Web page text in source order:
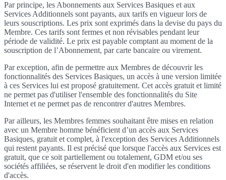
Par principe, les Abonnements aux Services Basiques et aux
Services Additionnels sont payants, aux tarifs en vigueur lors de
leurs souscriptions. Les prix sont exprimés dans la devise du pays du
Membre. Ces tarifs sont fermes et non révisables pendant leur
période de validité. Le prix est payable comptant au moment de la
souscription de l’Abonnement, par carte bancaire ou virement.
Par exception, afin de permettre aux Membres de découvrir les
fonctionnalités des Services Basiques, un accès à une version limitée
à ces Services lui est proposé gratuitement. Cet accès gratuit et limité
ne permet pas d'utiliser l'ensemble des fonctionnalités du Site
Internet et ne permet pas de rencontrer d'autres Membres.
Par ailleurs, les Membres femmes souhaitant être mises en relation
avec un Membre homme bénéficient d’un accès aux Services
Basiques, gratuit et complet, à l'exception des Services Additionnels
qui restent payants. Il est précisé que lorsque l'accès aux Services est
gratuit, que ce soit partiellement ou totalement, GDM et/ou ses
sociétés affiliées, se réservent le droit d'en modifier les conditions
d'accès.